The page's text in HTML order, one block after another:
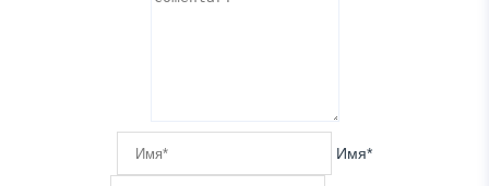
Имя*